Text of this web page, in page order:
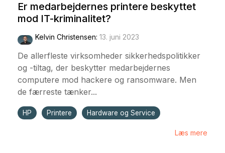
Er medarbejdernes printere beskyttet
mod IT-kriminalitet?
Kelvin Christensen: 13. juni 2023
De allerfleste virksomheder sikkerhedspolitikker
og -tiltag, der beskytter medarbejdernes
computere mod hackere og ransomware. Men
de færreste tænker...
HP Printere Hardware og Service
Læs mere